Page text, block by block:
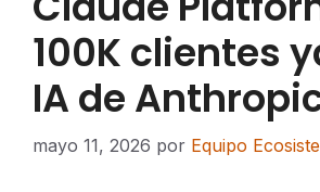
100K clientes
IA de
mayo 11, 2026 por Equipo